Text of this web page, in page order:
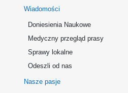
Wiadomości
Doniesienia Naukowe
Medyczny przegląd prasy
Sprawy lokalne
Odeszli od nas
Nasze pasje